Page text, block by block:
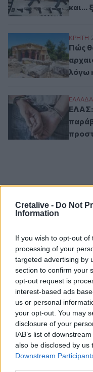
Cretalive - Do Not
Information
If you wish to opt-out
processing of your
targeted advertising by
section to confirm your
opt-out request is
interest-based ads
us or personal
your opt-out. You may
disclosure of your
IAB’s list of
also be disclosed by us
Downstream
και...
Πώς
ΚΡΗΤΗ
Πώς
λόγω
ΕΛΑΣ:
ΕΛΛAΔΑ
ΕΛΑΣ:
Ροή ειδήσεων
20:15
Γερμανία:
από σύγκρουση δύο
20:06
Οργανωτικό λίφτινγκ
19:57
Ζ. Κωνσταντοπούλου